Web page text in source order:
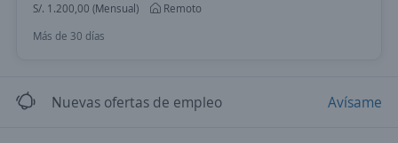
S/. 1.200,00 (Mensual)
Remoto
Más de 30 días
Nuevas ofertas de empleo Avísame